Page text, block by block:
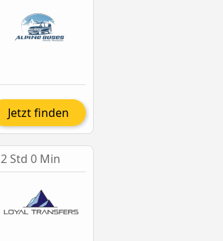
Jetzt finden
2 Std 0 Min